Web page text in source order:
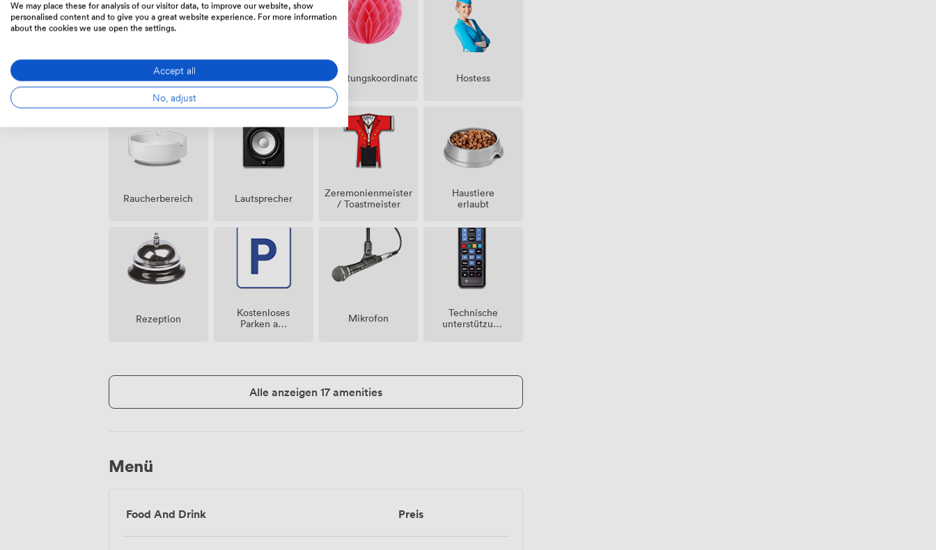
Ticketing-
Event
möglich
Veranstaltungskoordinatorin Hostess
Raucherbereich Lautsprecher
Zeremonienmeister
/ Toastmeister
Haustiere
erlaubt
Rezeption
Kostenloses
Parken auf
Mikrofon
Technische
unterstützung
Alle anzeigen 17 amenities
Menü
Food And Drink Preis
We may place these for analysis of our visitor data, to improve our website, show
personalised content and to give you a great website experience. For more information
about the cookies we use open the settings.
Accept all
No, adjust